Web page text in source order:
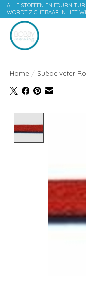
ALLE STOFFEN EN
WORDT ZICHTBAAR IN HET
Home / Suède veter